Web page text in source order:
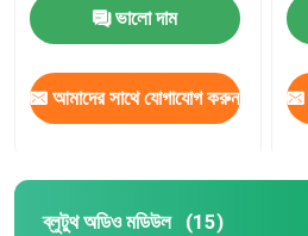
ভালো দাম
আমাদের সাথে যোগাযোগ করুন
ব্লুটুথ অডিও মডিউল (15)